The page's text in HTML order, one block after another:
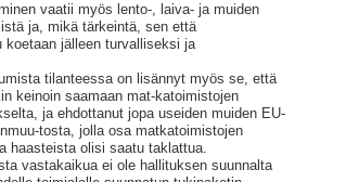
vaatii myös lento-, laiva- ja muiden
ja, mikä tärkeintä, sen että
koetaan jälleen turvalliseksi ja
tilanteessa on lisännyt myös se, että
keinoin saamaan mat-katoimistojen
ja ehdottanut jopa useiden muiden EU-
tosta, jolla osa matkatoimistojen
haasteista olisi saatu taklattua.
vastakaikua ei ole hallituksen suunnalta